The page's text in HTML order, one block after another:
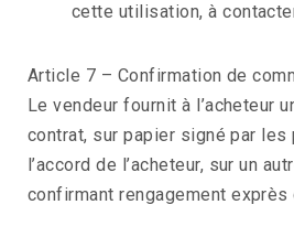
cette utilisation, à
Article 7 – Confirmation de
Le vendeur fournit à l’acheteur
contrat, sur papier signé par les
l’accord de l’acheteur, sur un
confirmant rengagement